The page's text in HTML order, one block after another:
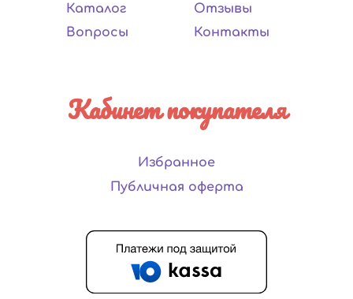
Каталог
Вопросы
Отзывы
Контакты
Кабинет покупателя
Избранное
Публичная оферта